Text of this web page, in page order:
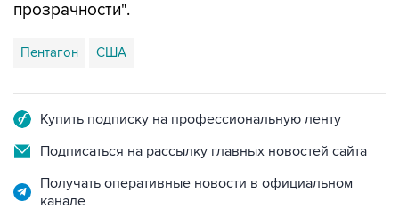
Пентагон США
Подписаться на рассылку главных новостей сайта
Получать оперативные новости в официальном